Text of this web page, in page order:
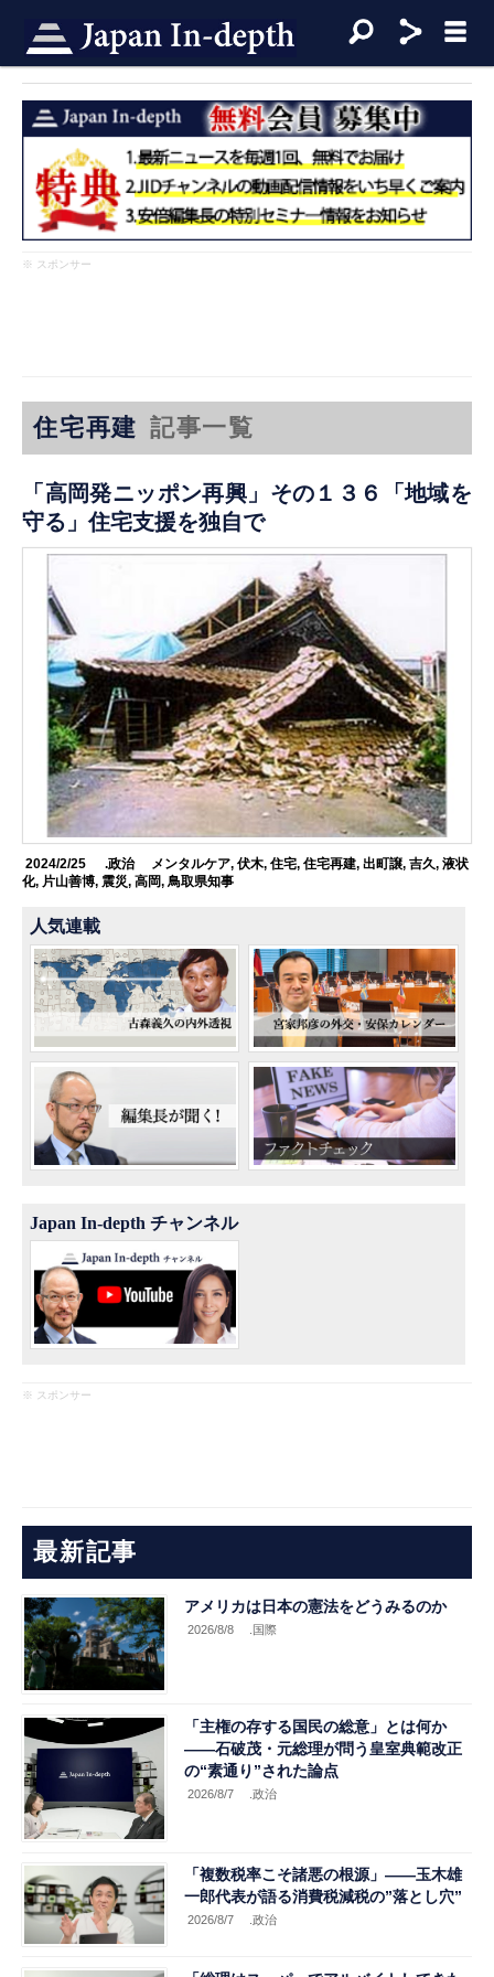
※ スポンサー
住宅再建 記事一覧
「高岡発ニッポン再興」その１３６「地域を
守る」住宅支援を独自で
2024/2/25 .政治 メンタルケア, 伏木, 住宅, 住宅再建, 出町譲, 吉久, 液状
化, 片山善博, 震災,高岡,鳥取県知事
人気連載
Japan In-depth チャンネル
※ スポンサー
最新記事
アメリカは日本の憲法をどうみるのか
2026/8/8 .国際
「主権の存する国民の総意」とは何か
――石破茂・元総理が問う皇室典範改正
の“素通り”された論点
2026/8/7 .政治
「複数税率こそ諸悪の根源」――玉木雄
一郎代表が語る消費税減税の”落とし穴”
2026/8/7 .政治